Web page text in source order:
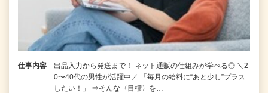
仕事内容
出品入力から発送まで！ ネット通販の仕組みが学べる◎ ＼2
0〜40代の男性が活躍中／ 「毎月の給料に“あと少し”プラス
したい！」 ⇒そんな〈目標〉を…